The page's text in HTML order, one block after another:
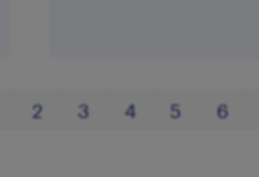
2 3 4 5 6